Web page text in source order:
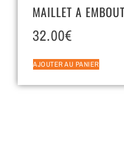
MAILLET A
32.00€
AJOUTER AU PANIER